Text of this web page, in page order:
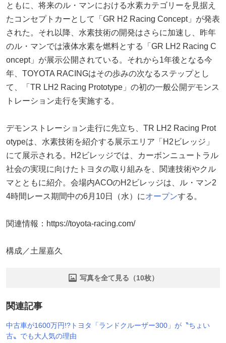
ともに、将来のル・マンにおける水素カテゴリーを見据え
たコンセプトカーとして「GR H2 Racing Concept」が発表
された。それ以降、水素技術の開発はさらに加速し、昨年
のル・マンでは液体水素を燃料とする「GR LH2 Racing C
oncept」が展示公開されている。それから1年後となる今
年、TOYOTA RACINGはその歩みの次なるステップとし
て、「TR LH2 Racing Prototype」の初の一般公開デモンス
トレーション走行を実施する。
デモンストレーション走行に先立ち、TR LH2 Racing Prot
otypeは、水素技術を紹介する展示エリア「H2ビレッジ」
にて展示される。H2ビレッジでは、カーボンニュートラル
社会の実現に向けたトヨタの取り組みを、関連技術やクル
マとともに紹介。会場内ACOのH2ビレッジは、ル・マン2
4時間レース期間中の6月10日（水）にオープンする。
関連情報：https://toyota-racing.com/
構成／土屋嘉久
写真を全て見る（10枚）
関連記事
中古車が1600万円!?トヨタ「ランドクルーザー300」が〝ちょい
古〟でも大人気の理由